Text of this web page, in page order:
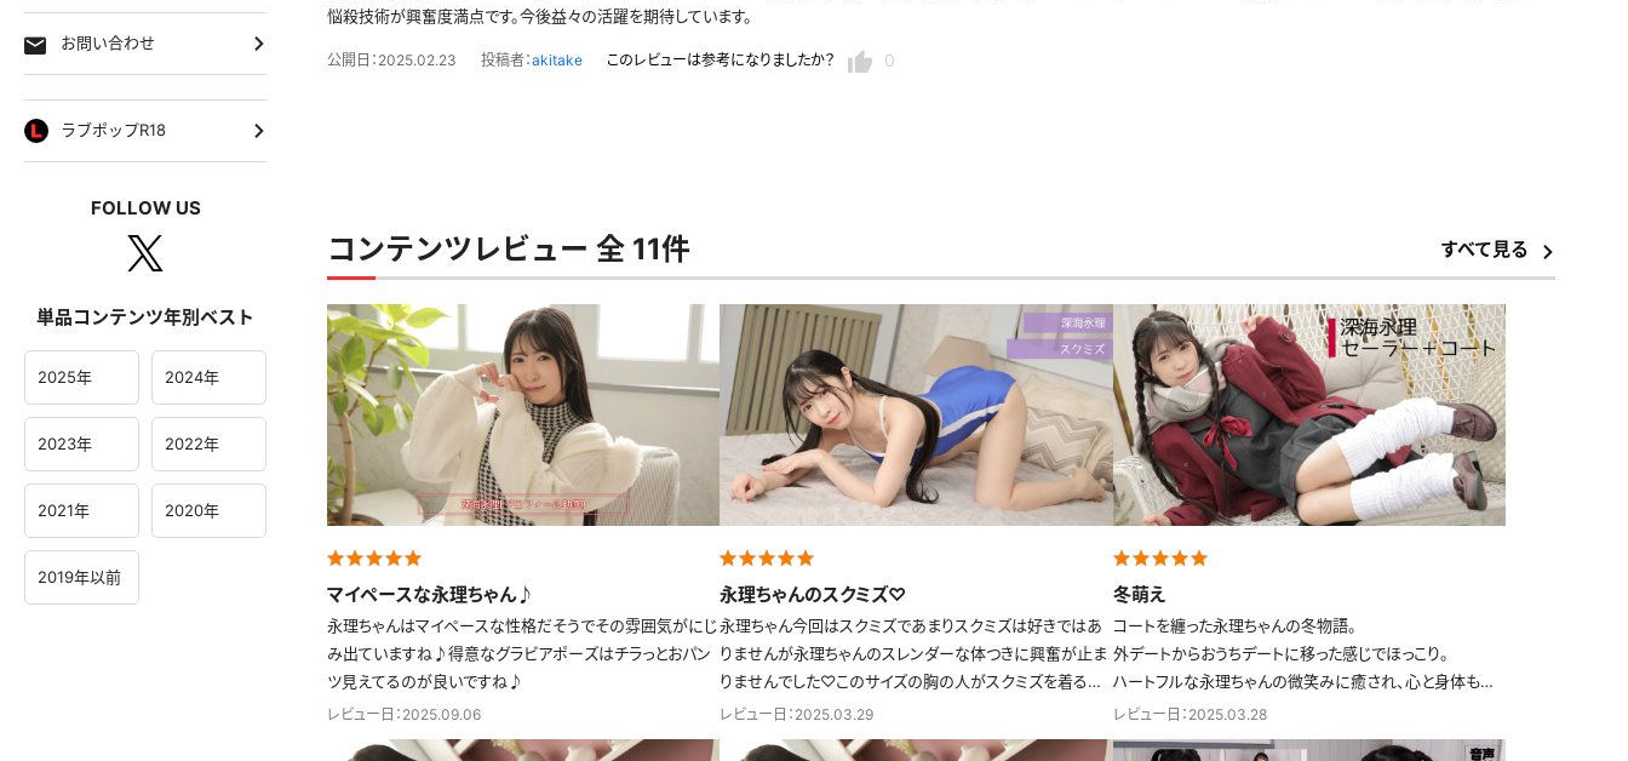
お問い合わせ
ラブポップR18
FOLLOW US
単品コンテンツ年別ベスト
2025年 2024年
2023年 2022年
2021年 2020年
2019年以前
悩殺技術が興奮度満点です。今後益々の活躍を期待しています。
公開日：2025.02.23 投稿者：akitake このレビューは参考になりましたか？ 0
コンテンツレビュー 全 11件 すべて見る
マイペースな永理ちゃん♪
永理ちゃんはマイペースな性格だそうでその雰囲気がにじ
み出ていますね♪得意なグラビアポーズはチラっとおパン
ツ見えてるのが良いですね♪
レビュー日：2025.09.06
永理ちゃんのスクミズ♡
永理ちゃん今回はスクミズであまりスクミズは好きではあ
りませんが永理ちゃんのスレンダーな体つきに興奮が止ま
りませんでした♡このサイズの胸の人がスクミズを着ると
興奮しますし胸やお尻を食い入るように見て興奮しまくり
レビュー日：2025.03.29
冬萌え
コートを纏った永理ちゃんの冬物語。
外デートからおうちデートに移った感じでほっこり。
ハートフルな永理ちゃんの微笑みに癒され、心と身体もホ
ッカホカ！
レビュー日：2025.03.28